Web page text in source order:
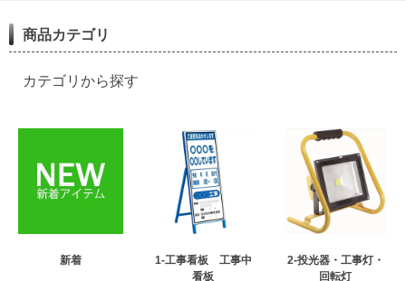
商品カテゴリ
カテゴリから探す
新着
1-工事看板 工事中
看板
2-投光器・工事灯・
回転灯